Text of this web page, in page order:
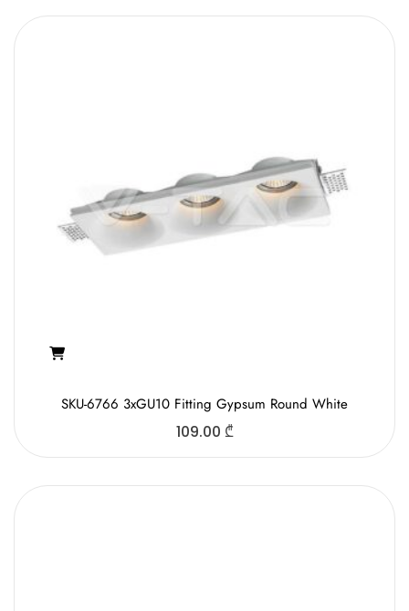
SKU-6766 3xGU10 Fitting Gypsum Round White
109.00 ₾